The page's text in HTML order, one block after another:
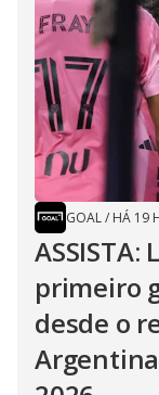
GOAL/ HÁ 19
primeiro
desde o